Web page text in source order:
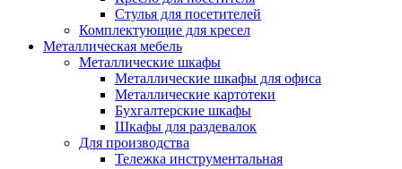
Стулья для посетителей
Комплектующие для кресел
Металлическая мебель
Металлические шкафы
Металлические шкафы для офиса
Металлические картотеки
Бухгалтерские шкафы
Шкафы для раздевалок
Для производства
Тележка инструментальная